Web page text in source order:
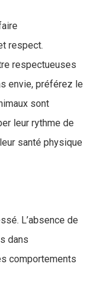
respect.
respectueuses
envie, préférez le
sont
leur rythme de
santé physique
L’absence de
dans
comportements